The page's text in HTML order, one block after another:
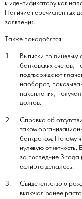
к идентификатору как
Наличие перечисленных
заявления.
Также понадобятся:
Выписки по лицевым
банковских счетов,
подтверждают
наоборот,
накопления,
долгов.
Справка об
таком
банкротом. Потому
нулевую отчетность.
за последние 3 года
если это делалось.
Свидетельство о
включая ранее